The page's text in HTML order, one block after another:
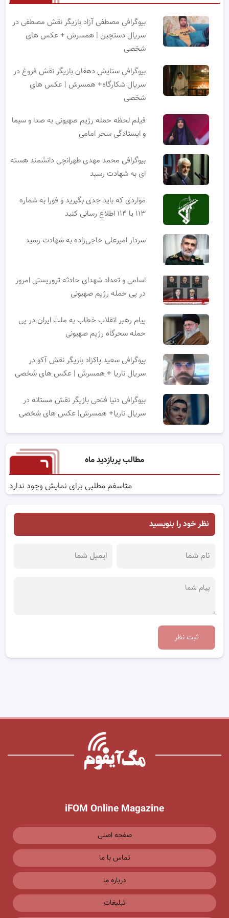
بیوگرافی مصطفی آزاد بازیگر نقش مصطفی در
سریال دستچین | همسرش + عکس های
شخصی
بیوگرافی ستایش دهقان بازیگر نقش فروغ در
سریال شکارگاه+ همسرش | عکس های
شخصی
فیلم لحظه حمله رژیم صهیونی به صدا و سیما
و ایستادگی سحر امامی
بیوگرافی محمد مهدی طهرانچی دانشمند هسته
ای به شهادت رسید
مواردی که باید جدی بگیرید و فورا به شماره
۱۱۳ یا ۱۱۴ اطلاع رسانی کنید
سردار امیرعلی حاجی‌زاده به شهادت رسید
اسامی و تعداد شهدای حادثه تروریستی امروز
در پی حمله رژیم صهیونی
پیام رهبر انقلاب خطاب به ملت ایران در پی
حمله سحرگاه رژیم صهیونی
بیوگرافی سعید پاکزاد بازیگر نقش آکو در
سریال ناریا + همسرش | عکس های شخصی
بیوگرافی دنیا فتحی بازیگر نقش مستانه در
سریال ناریا+ همسرش| عکس های شخصی
مطالب پربازدید ماه
متاسفم مطلبی برای نمایش وجود ندارد
نظر خود را بنویسید
ثبت نظر
iFOM Online Magazine
صفحه اصلی
تماس با ما
درباره ما
تبلیغات